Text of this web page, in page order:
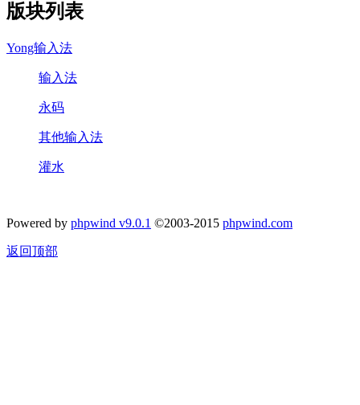
版块列表
Yong输入法
输入法
永码
其他输入法
灌水
Powered by phpwind v9.0.1 ©2003-2015 phpwind.com
返回顶部